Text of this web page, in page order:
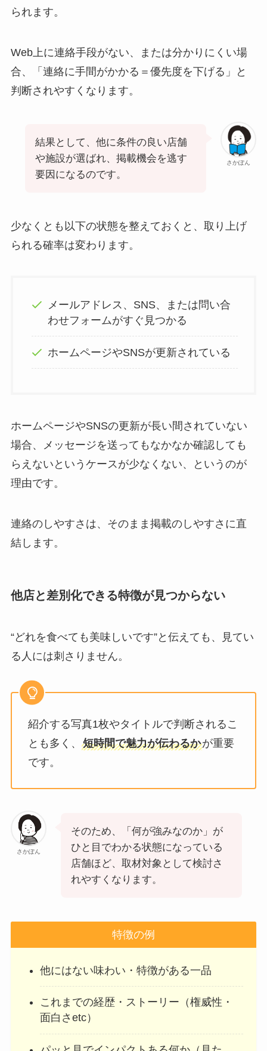
られます。
Web上に連絡手段がない、または分かりにくい場
合、「連絡に手間がかかる＝優先度を下げる」と
判断されやすくなります。
さかぽん
結果として、他に条件の良い店舗
や施設が選ばれ、掲載機会を逃す
要因になるのです。
少なくとも以下の状態を整えておくと、取り上げ
られる確率は変わります。
メールアドレス、SNS、または問い合
わせフォームがすぐ見つかる
ホームページやSNSが更新されている
ホームページやSNSの更新が長い間されていない
場合、メッセージを送ってもなかなか確認しても
らえないというケースが少なくない、というのが
理由です。
連絡のしやすさは、そのまま掲載のしやすさに直
結します。
他店と差別化できる特徴が見つからない
“どれを食べても美味しいです”と伝えても、見てい
る人には刺さりません。
紹介する写真1枚やタイトルで判断されるこ
とも多く、 短時間で魅力が伝わるかが重要
です。
さかぽん
そのため、「何が強みなのか」が
ひと目でわかる状態になっている
店舗ほど、取材対象として検討さ
れやすくなります。
特徴の例
他にはない味わい・特徴がある一品
これまでの経歴・ストーリー（権威性・
面白さetc）